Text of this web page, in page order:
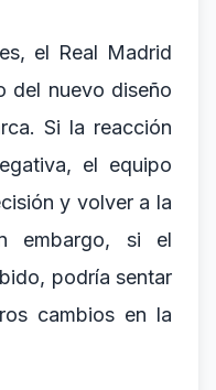
el Real Madrid
del nuevo diseño
Si la reacción
el equipo
y volver a la
embargo, si el
podría sentar
cambios en la